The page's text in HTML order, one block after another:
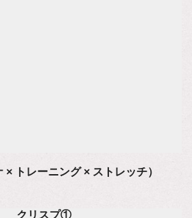
トレーニング × ストレッチ）